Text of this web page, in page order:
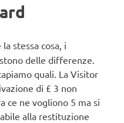
la stessa cosa, i
delle differenze.
quali. La Visitor
di £ 3 non
ce ne vogliono 5 ma si
alla restituzione